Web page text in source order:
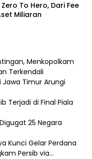
To Hero, Dari Fee
Miliaran
Menkopolkam
Terkendali
Jawa Timur Arungi
Terjadi di Final Piala
25 Negara
Kunci Gelar Perdana
Persib via…